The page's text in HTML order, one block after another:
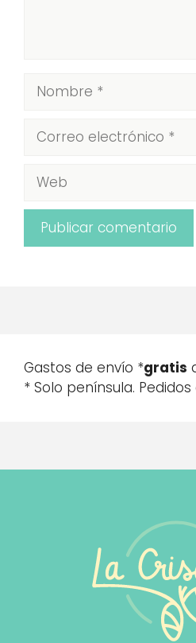
Nombre
Correo
electrónico
Web
Gastos de envío *gratis
* Solo península.